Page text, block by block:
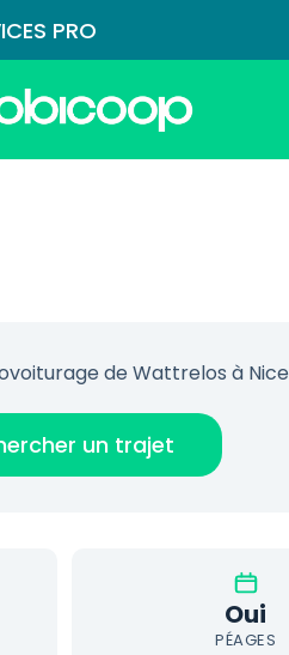
PRO
de Wattrelos à Nice
un trajet
Oui
PÉAGES